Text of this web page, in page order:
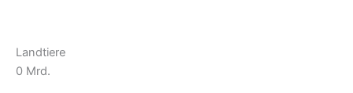
Landtiere
0 Mrd.